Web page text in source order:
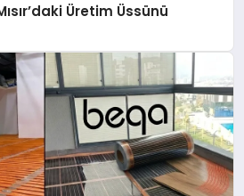
Üretim Üssünü